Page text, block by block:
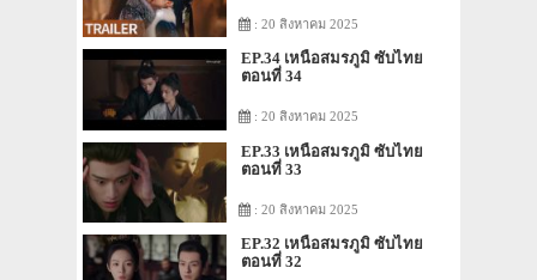
: 20 สิงหาคม 2025
EP.34 เหนือสมรภูมิ ซับไทย
ตอนที่ 34
: 20 สิงหาคม 2025
EP.33 เหนือสมรภูมิ ซับไทย
ตอนที่ 33
: 20 สิงหาคม 2025
EP.32 เหนือสมรภูมิ ซับไทย
ตอนที่ 32